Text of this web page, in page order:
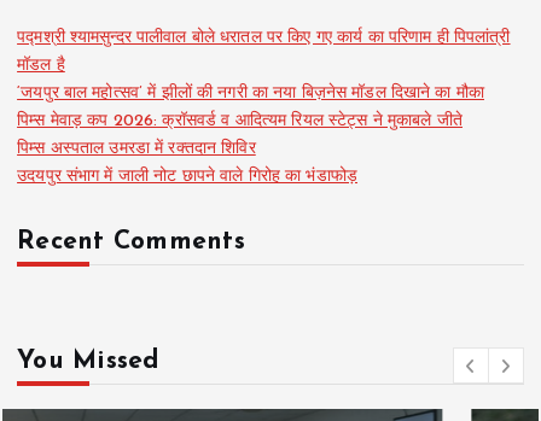
पद्मश्री श्यामसुन्दर पालीवाल बोले धरातल पर किए गए कार्य का परिणाम ही पिपलांत्री
मॉडल है
‘जयपुर बाल महोत्सव’ में झीलों की नगरी का नया बिज़नेस मॉडल दिखाने का मौका
पिम्स मेवाड़ कप 2026: क्रॉसवर्ड व आदित्यम रियल स्टेट्स ने मुकाबले जीते
पिम्स अस्पताल उमरडा में रक्तदान शिविर
उदयपुर संभाग में जाली नोट छापने वाले गिरोह का भंडाफोड़
Recent Comments
You Missed